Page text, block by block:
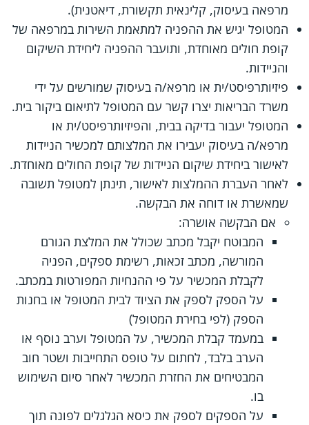
מרפאה בעיסוק, קלינאית תקשורת, דיאטנית).
המטופל יגיש את ההפניה למתאמת השירות במרפאה של
קופת חולים מאוחדת, ותועבר ההפניה ליחידת השיקום
והניידות.
פיזיותרפיסט/ית או מרפא/ה בעיסוק שמורשים על ידי
משרד הבריאות יצרו קשר עם המטופל לתיאום ביקור בית.
המטופל יעבור בדיקה בבית, והפיזיותרפיסט/ית או
מרפא/ה בעיסוק יעבירו את המלצותם למכשיר הניידות
לאישור ביחידת שיקום הניידות של קופת החולים מאוחדת.
לאחר העברת ההמלצות לאישור, תינתן למטופל תשובה
שמאשרת או דוחה את הבקשה.
אם הבקשה אושרה:
המבוטח יקבל מכתב שכולל את המלצת הגורם
המורשה, מכתב זכאות, רשימת ספקים, הפניה
לקבלת המכשיר על פי ההנחיות המפורטות במכתב.
על הספק לספק את הציוד לבית המטופל או בחנות
הספק (לפי בחירת המטופל)
במעמד קבלת המכשיר, על המטופל וערב נוסף או
הערב בלבד, לחתום על טופס התחייבות ושטר חוב
המבטיחים את החזרת המכשיר לאחר סיום השימוש
בו.
על הספקים לספק את כיסא הגלגלים לפונה תוך